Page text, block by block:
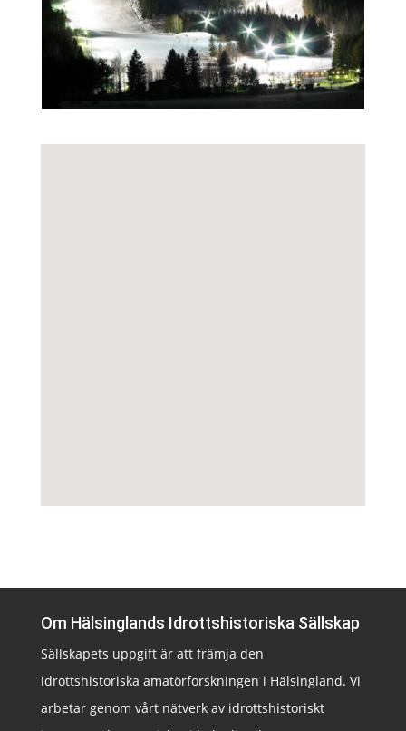
Om Hälsinglands Idrottshistoriska Sällskap
Sällskapets uppgift är att främja den
idrottshistoriska amatörforskningen i Hälsingland. Vi
arbetar genom vårt nätverk av idrottshistoriskt